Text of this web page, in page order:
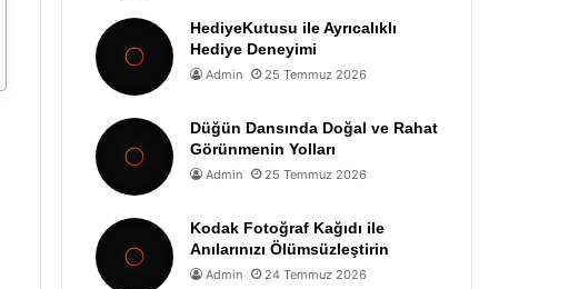
HediyeKutusu ile Ayrıcalıklı
Hediye Deneyimi
Admin 25 Temmuz 2026
Düğün Dansında Doğal ve Rahat
Görünmenin Yolları
Admin 25 Temmuz 2026
Kodak Fotoğraf Kağıdı ile
Anılarınızı Ölümsüzleştirin
Admin 24 Temmuz 2026